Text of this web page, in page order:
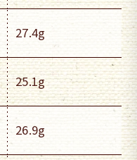
27.4g
25.1g
26.9g